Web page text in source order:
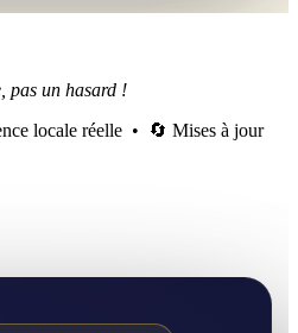
pas un hasard !
locale réelle • 🔄 Mises à jour